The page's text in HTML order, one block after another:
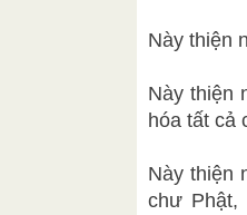
Này thiện
Này thiện
hóa tất cả
Này thiện
chư Phật,